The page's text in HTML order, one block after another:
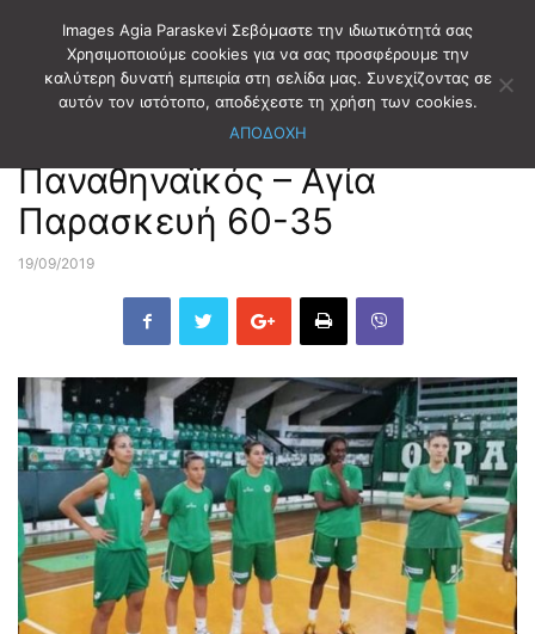
Αρχική ΑΘΛΗΤΙΣΜΟΣ ΜΠΑΣΚΕΤ
Παναθηναϊκός – Αγία
Παρασκευή 60-35
19/09/2019
Images Agia Paraskevi Σεβόμαστε την ιδιωτικότητά σας
Χρησιμοποιούμε cookies για να σας προσφέρουμε την
καλύτερη δυνατή εμπειρία στη σελίδα μας. Συνεχίζοντας σε
αυτόν τον ιστότοπο, αποδέχεστε τη χρήση των cookies.
ΑΠΟΔΟΧΗ